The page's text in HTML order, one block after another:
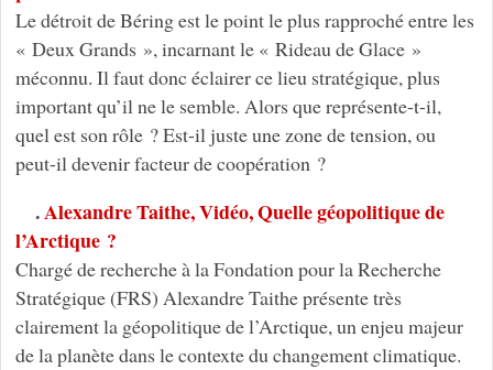
Le détroit de Béring est le point le plus rapproché entre les
« Deux Grands », incarnant le « Rideau de Glace »
méconnu. Il faut donc éclairer ce lieu stratégique, plus
important qu’il ne le semble. Alors que représente-t-il,
quel est son rôle ? Est-il juste une zone de tension, ou
peut-il devenir facteur de coopération ?
.Alexandre Taithe, Vidéo, Quelle géopolitique de
l’Arctique ?
Chargé de recherche à la Fondation pour la Recherche
Stratégique (FRS) Alexandre Taithe présente très
clairement la géopolitique de l’Arctique, un enjeu majeur
de la planète dans le contexte du changement climatique.